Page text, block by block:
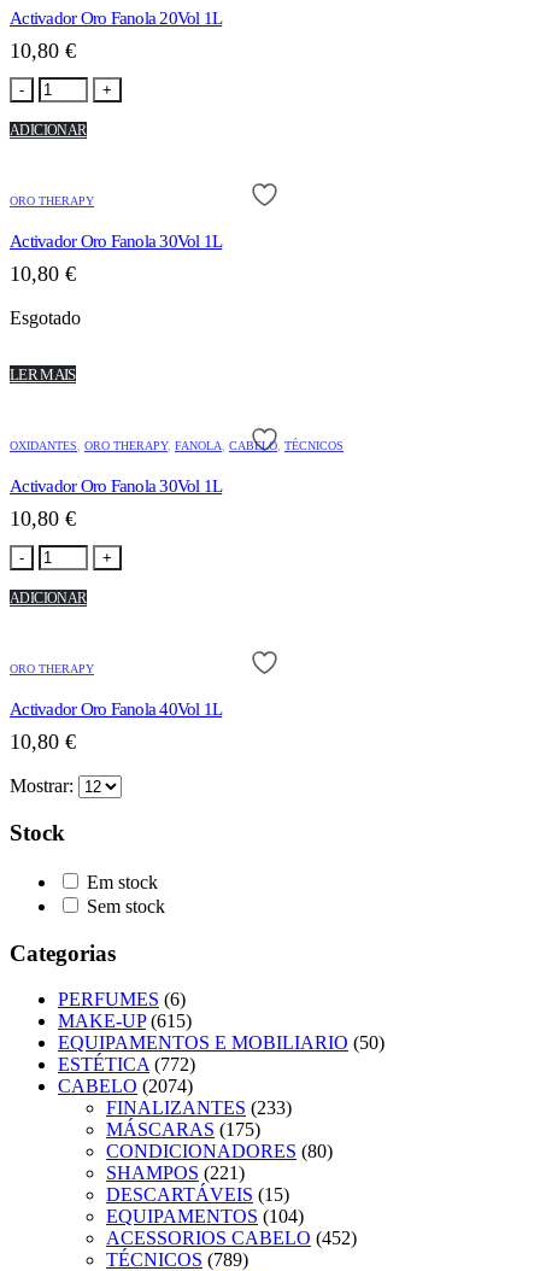
Activador Oro Fanola 20Vol 1L
10,80 €
- +
ADICIONAR
ORO THERAPY
Activador Oro Fanola 30Vol 1L
10,80 €
Esgotado
LER MAIS
OXIDANTES ORO THERAPY, FANOLA CABELO TÉCNICOS
Activador Oro Fanola 30Vol 1L
10,80 €
- +
ADICIONAR
ORO THERAPY
Activador Oro Fanola 40Vol 1L
10,80 €
Mostrar:
Stock
Em stock
Sem stock
Categorias
PERFUMES (6)
MAKE-UP (615)
EQUIPAMENTOS E MOBILIARIO (50)
ESTÉTICA (772)
CABELO (2074)
FINALIZANTES (233)
MÁSCARAS (175)
CONDICIONADORES (80)
SHAMPOS (221)
DESCARTÁVEIS (15)
EQUIPAMENTOS (104)
ACESSORIOS CABELO (452)
TÉCNICOS (789)